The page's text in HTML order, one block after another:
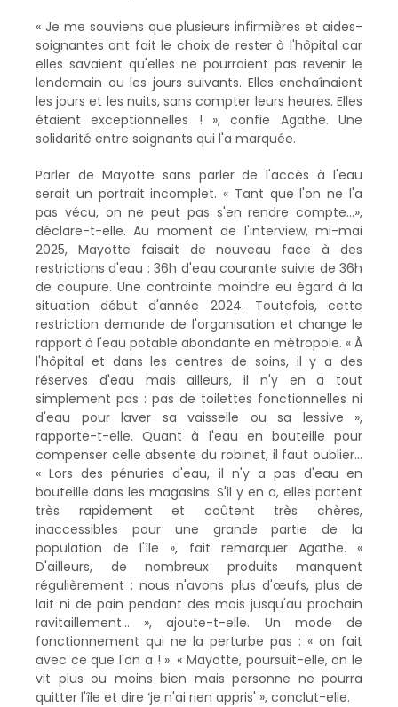
« Je me souviens que plusieurs infirmières et aides-
soignantes ont fait le choix de rester à l'hôpital car
elles savaient qu'elles ne pourraient pas revenir le
lendemain ou les jours suivants. Elles enchaînaient
les jours et les nuits, sans compter leurs heures. Elles
étaient exceptionnelles ! », confie Agathe. Une
solidarité entre soignants qui l'a marquée.
Parler de Mayotte sans parler de l'accès à l'eau
serait un portrait incomplet. « Tant que l'on ne l'a
pas vécu, on ne peut pas s'en rendre compte…»,
déclare-t-elle. Au moment de l'interview, mi-mai
2025, Mayotte faisait de nouveau face à des
restrictions d'eau : 36h d'eau courante suivie de 36h
de coupure. Une contrainte moindre eu égard à la
situation début d'année 2024. Toutefois, cette
restriction demande de l'organisation et change le
rapport à l'eau potable abondante en métropole. « À
l'hôpital et dans les centres de soins, il y a des
réserves d'eau mais ailleurs, il n'y en a tout
simplement pas : pas de toilettes fonctionnelles ni
d'eau pour laver sa vaisselle ou sa lessive »,
rapporte-t-elle. Quant à l'eau en bouteille pour
compenser celle absente du robinet, il faut oublier…
« Lors des pénuries d'eau, il n'y a pas d'eau en
bouteille dans les magasins. S'il y en a, elles partent
très rapidement et coûtent très chères,
inaccessibles pour une grande partie de la
population de l'île », fait remarquer Agathe. «
D'ailleurs, de nombreux produits manquent
régulièrement : nous n'avons plus d'œufs, plus de
lait ni de pain pendant des mois jusqu'au prochain
ravitaillement… », ajoute-t-elle. Un mode de
fonctionnement qui ne la perturbe pas : « on fait
avec ce que l'on a ! ». « Mayotte, poursuit-elle, on le
vit plus ou moins bien mais personne ne pourra
quitter l'île et dire ‘je n'ai rien appris' », conclut-elle.